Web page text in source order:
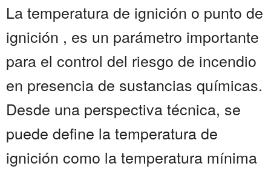
La temperatura de ignición o punto de
ignición , es un parámetro importante
para el control del riesgo de incendio
en presencia de sustancias químicas.
Desde una perspectiva técnica, se
puede define la temperatura de
ignición como la temperatura mínima